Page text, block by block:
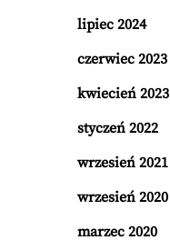
lipiec 2024
czerwiec 2023
kwiecień 2023
styczeń 2022
wrzesień 2021
wrzesień 2020
marzec 2020